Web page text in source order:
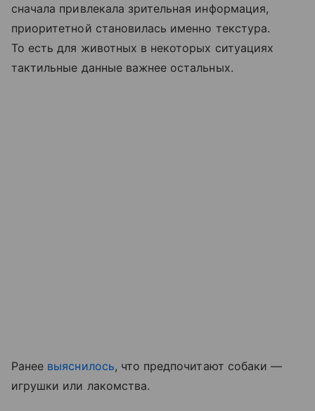
сначала привлекала зрительная информация,
приоритетной становилась именно текстура.
То есть для животных в некоторых ситуациях
тактильные данные важнее остальных.
Ранее выяснилось, что предпочитают собаки —
игрушки или лакомства.